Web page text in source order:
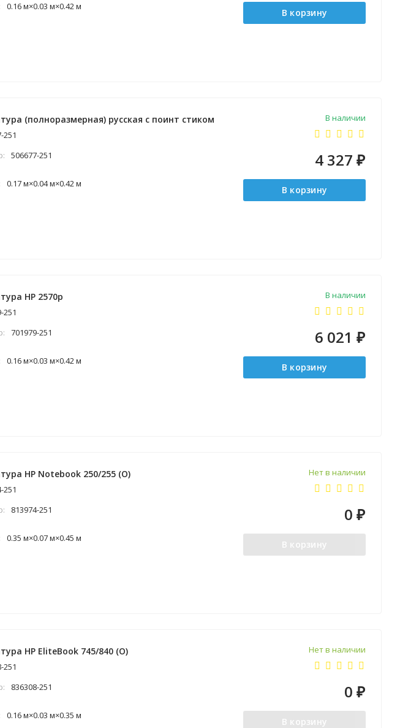
0.16 м×0.03 м×0.42 м
В корзину
(полноразмерная) русская с поинт стиком
251
506677-251
0.17 м×0.04 м×0.42 м
В наличии
4 327 ₽
В корзину
HP 2570p
251
701979-251
0.16 м×0.03 м×0.42 м
В наличии
6 021 ₽
В корзину
HP Notebook 250/255 (O)
251
813974-251
0.35 м×0.07 м×0.45 м
Нет в наличии
0 ₽
В корзину
HP EliteBook 745/840 (O)
251
836308-251
0.16 м×0.03 м×0.35 м
Нет в наличии
0 ₽
В корзину